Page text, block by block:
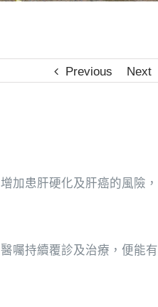
Previous Next
加患肝硬化及肝癌的風險，
囑持續覆診及治療，便能有